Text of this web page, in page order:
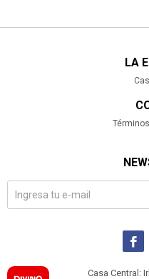
LA

Casa Central: